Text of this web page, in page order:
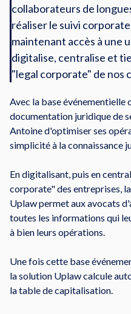
collaborateurs de
réaliser le suivi
maintenant accès à une
digitalise, centralise et
"legal corporate" de nos
Avec la base événementielle
documentation juridique de
Antoine d'optimiser ses
simplicité à la connaissance
En digitalisant, puis en
corporate" des entreprises,
Uplaw permet aux avocats
toutes les informations qui
à bien leurs opérations.
Une fois cette base
la solution Uplaw calcule
la table de capitalisation.